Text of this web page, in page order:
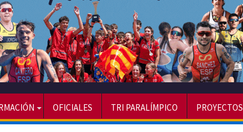
OFICIALES TRI PARALÍMPICO PROYECTOS